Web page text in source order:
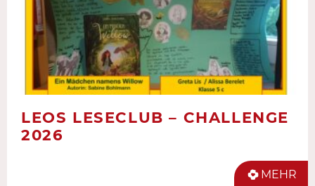
LEOS LESECLUB – CHALLENGE
2026
MEHR